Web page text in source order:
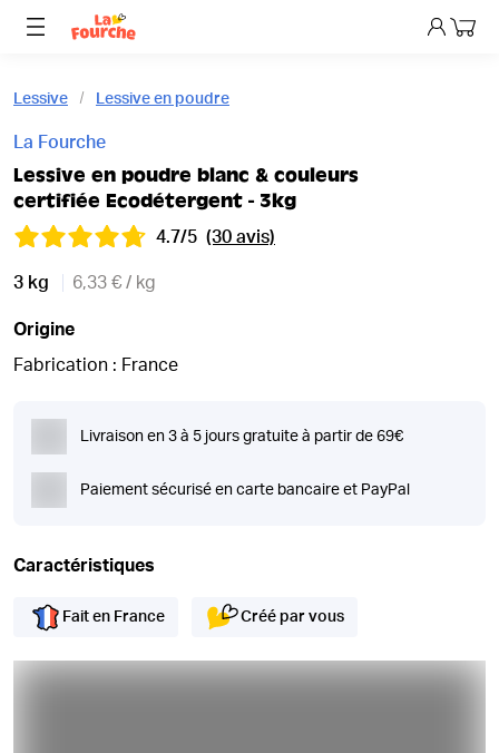
Mon
Lessive Lessive en poudre
La Fourche
Lessive en poudre blanc & couleurs
certifiée Ecodétergent - 3kg
4.7/5 (30 avis)
3 kg 6,33 € / kg
Origine
Fabrication : France
Livraison en 3 à 5 jours gratuite à partir de 69€
Paiement sécurisé en carte bancaire et PayPal
Caractéristiques
Fait en France Créé par vous